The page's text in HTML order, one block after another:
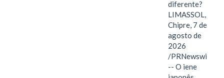
diferente?
LIMASSOL,
Chipre, 7 de
agosto de
2026
/PRNewswire/
-- O iene